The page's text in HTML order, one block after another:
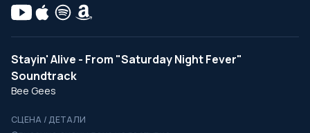
Stayin' Alive - From "Saturday Night Fever"
Soundtrack
Bee Gees
СЦЕНА / ДЕТАЛИ